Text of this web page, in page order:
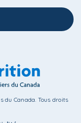
du Canada. Tous droits